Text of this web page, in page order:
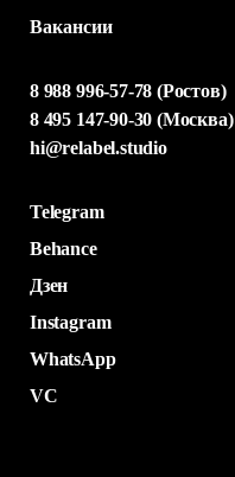
Вакансии
8 988 996-57-78 (Ростов)
8 495 147-90-30 (Москва)
hi@relabel.studio
VC
WhatsApp
Instagram
Дзен
Behance
Telegram